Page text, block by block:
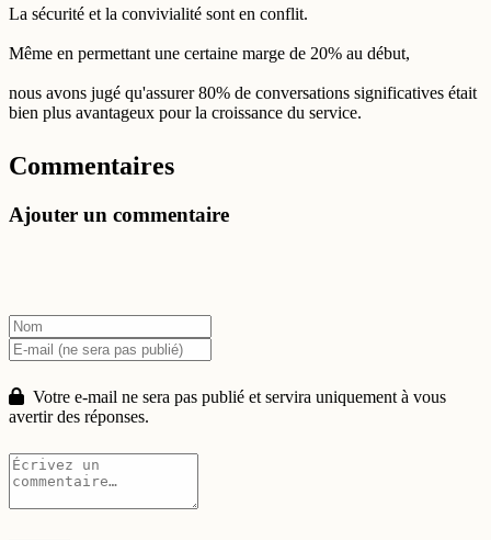
La sécurité et la convivialité sont en conflit.
Même en permettant une certaine marge de 20% au début,
nous avons jugé qu'assurer 80% de conversations significatives était
bien plus avantageux pour la croissance du service.
Commentaires
Ajouter un commentaire
Votre e-mail ne sera pas publié et servira uniquement à vous
avertir des réponses.